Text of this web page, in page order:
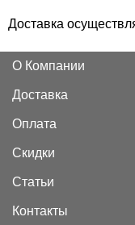
Доставка
О Компании
Доставка
Оплата
Скидки
Статьи
Контакты